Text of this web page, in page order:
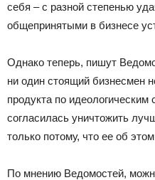
себя – с разной степенью
общепринятыми в бизнесе
Однако теперь, пишут
ни один стоящий бизнесмен
продукта по
согласилась уничтожить
только потому, что ее об
По мнению Ведомостей,